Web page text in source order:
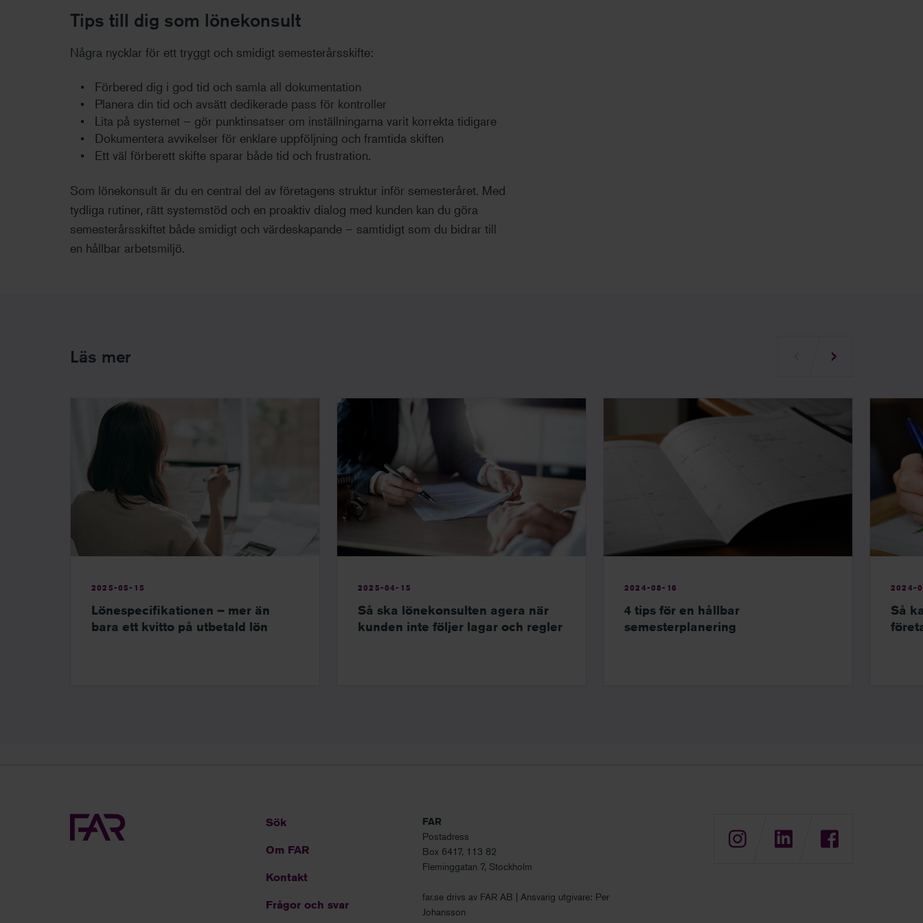
Tips till dig som lönekonsult
Några nycklar för ett tryggt och smidigt semesterårsskifte:
Förbered dig i god tid och samla all dokumentation
Planera din tid och avsätt dedikerade pass för kontroller
Lita på systemet – gör punktinsatser om inställningarna varit korrekta tidigare
Dokumentera avvikelser för enklare uppföljning och framtida skiften
Ett väl förberett skifte sparar både tid och frustration.
Som lönekonsult är du en central del av företagens struktur inför semesteråret. Med
tydliga rutiner, rätt systemstöd och en proaktiv dialog med kunden kan du göra
semesterårsskiftet både smidigt och värdeskapande – samtidigt som du bidrar till
en hållbar arbetsmiljö.
Läs mer
2025-05-15
Lönespecifikationen – mer än
bara ett kvitto på utbetald lön
2025-04-15
Så ska lönekonsulten agera när
kunden inte följer lagar och regler
2024-08-16
4 tips för en hållbar
semesterplanering
2024-
Så
Sök
Om FAR
Kontakt
Frågor och svar
FAR
Postadress
Box 6417, 113 82
Fleminggatan 7, Stockholm
far.se drivs av FAR AB | Ansvarig utgivare: Per
Johansson